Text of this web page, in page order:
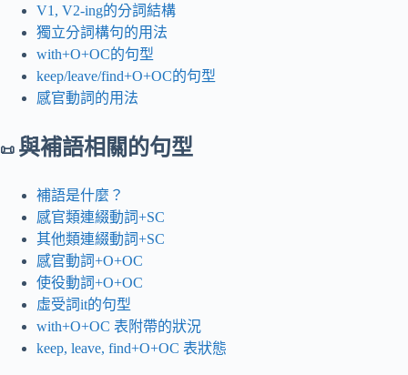
V1, V2-ing的分詞結構
獨立分詞構句的用法
with+O+OC的句型
keep/leave/find+O+OC的句型
感官動詞的用法
📜 與補語相關的句型
補語是什麼？
感官類連綴動詞+SC
其他類連綴動詞+SC
感官動詞+O+OC
使役動詞+O+OC
虛受詞it的句型
with+O+OC 表附帶的狀況
keep, leave, find+O+OC 表狀態